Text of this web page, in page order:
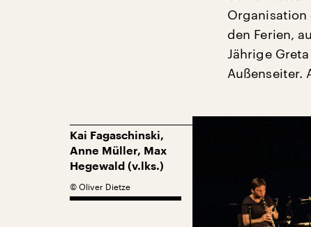
Organisation
den Ferien,
Jährige
Außenseiter.
Kai Fagaschinski,
Anne Müller, Max
Hegewald (v.lks.)
© Oliver Dietze